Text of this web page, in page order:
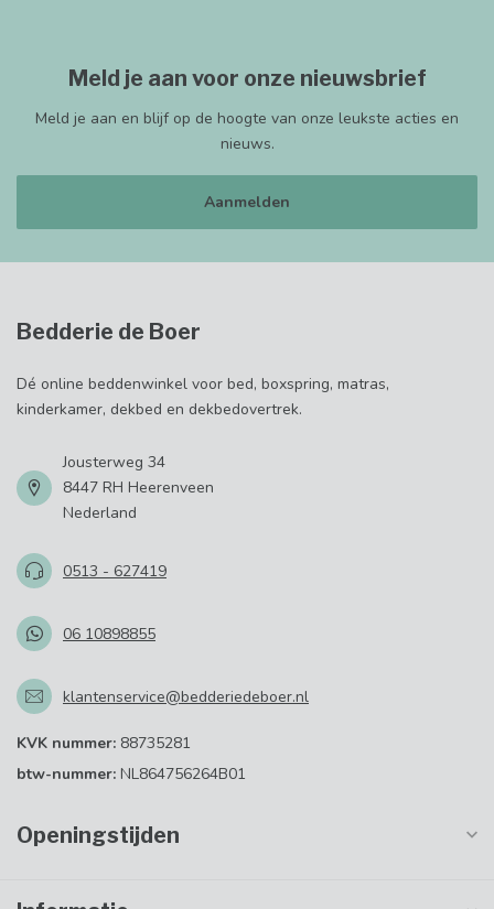
Meld je aan voor onze nieuwsbrief
Meld je aan en blijf op de hoogte van onze leukste acties en
nieuws.
Aanmelden
Bedderie de Boer
Dé online beddenwinkel voor bed, boxspring, matras,
kinderkamer, dekbed en dekbedovertrek.
Jousterweg 34
8447 RH Heerenveen
Nederland
0513 - 627419
06 10898855
klantenservice@bedderiedeboer.nl
KVK nummer: 88735281
btw-nummer: NL864756264B01
Openingstijden